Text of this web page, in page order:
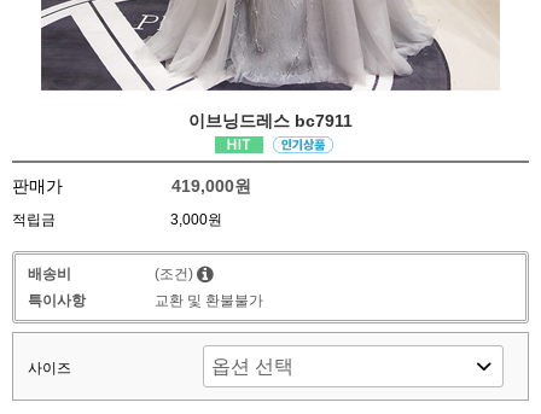
이브닝드레스 bc7911
판매가 419,000원
적립금 3,000원
배송비
(조건)
특이사항
교환 및 환불불가
사이즈